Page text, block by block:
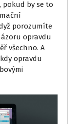
pokud by se to
porozumíte
opravdu
všechno. A
opravdu